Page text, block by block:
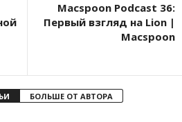
Macspoon Podcast 36:
Первый взгляд на Lion |
Macspoon
БОЛЬШЕ ОТ АВТОРА